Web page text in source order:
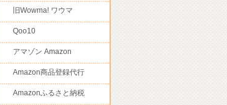
旧Wowma! ワウマ
Qoo10
アマゾン Amazon
Amazon商品登録代行
Amazonふるさと納税